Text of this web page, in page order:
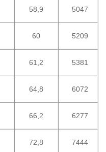
58,9 5047
60 5209
61,2 5381
64,8 6072
66,2 6277
72,8 7444